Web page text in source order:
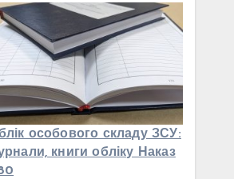
особового складу ЗСУ:
книги обліку Наказ